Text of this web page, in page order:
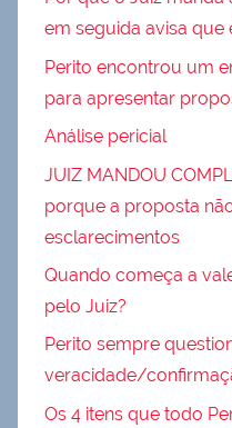
em seguida avisa que
Perito encontrou um
para apresentar
Análise pericial
JUIZ MANDOU
porque a proposta
esclarecimentos
Quando começa a
pelo Juiz?
Perito sempre
veracidade/
Os 4 itens que todo